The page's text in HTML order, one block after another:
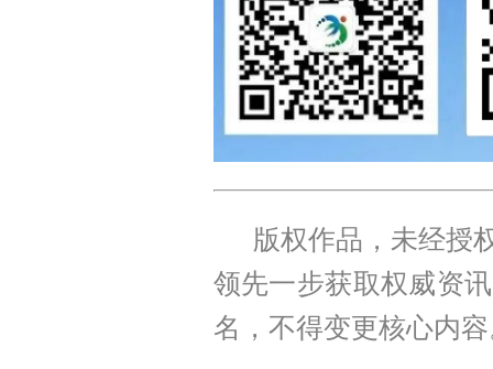
版权作品，未经授
领先一步获取权威资
名，不得变更核心内